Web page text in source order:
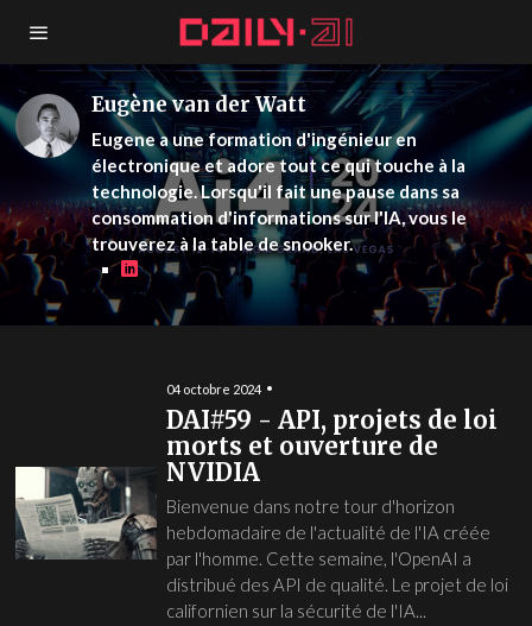
Eugène van der Watt
Eugene a une formation d'ingénieur en
électronique et adore tout ce qui touche à la
technologie. Lorsqu'il fait une pause dans sa
consommation d'informations sur l'IA, vous le
trouverez à la table de snooker.
04 octobre 2024
DAI#59 - API, projets de loi
morts et ouverture de
NVIDIA
Bienvenue dans notre tour d'horizon
hebdomadaire de l'actualité de l'IA créée
par l'homme. Cette semaine, l'OpenAI a
distribué des API de qualité. Le projet de loi
californien sur la sécurité de l'IA...